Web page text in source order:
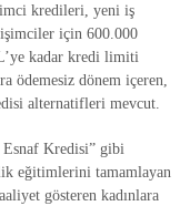
kredileri, yeni iş
için 600.000
kadar kredi limiti
ödemesiz dönem içeren,
alternatifleri mevcut.
Kredisi” gibi
eğitimlerini tamamlayan
gösteren kadınlara